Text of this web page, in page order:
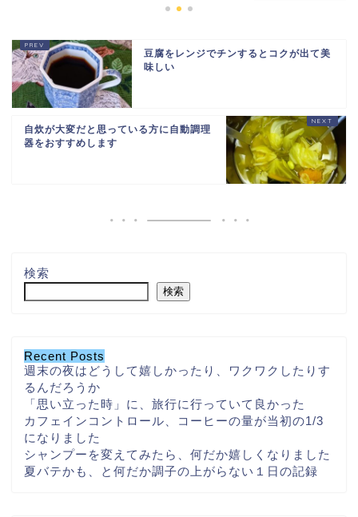
豆腐をレンジでチンするとコクが出て美
味しい
自炊が大変だと思っている方に自動調理
器をおすすめします
検索
検索
Recent Posts
週末の夜はどうして嬉しかったり、ワクワクしたりす
るんだろうか
「思い立った時」に、旅行に行っていて良かった
カフェインコントロール、コーヒーの量が当初の1/3
になりました
シャンプーを変えてみたら、何だか嬉しくなりました
夏バテかも、と何だか調子の上がらない１日の記録